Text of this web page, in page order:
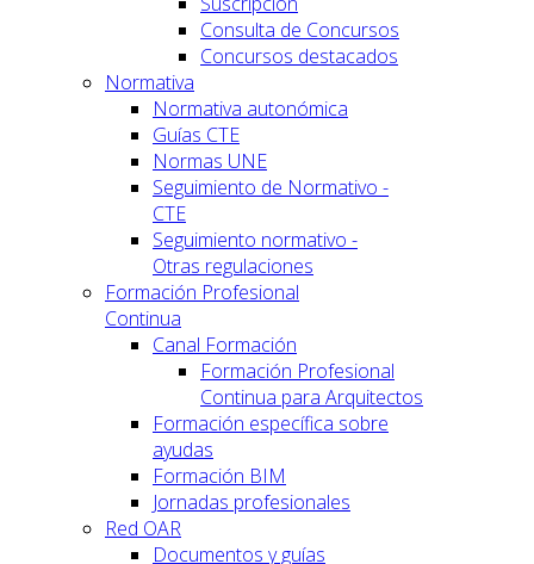
Consulta de Concursos
Concursos destacados
Normativa
Normativa autonómica
Guías CTE
Normas UNE
Seguimiento de Normativo -
CTE
Seguimiento normativo -
Otras regulaciones
Formación Profesional
Continua
Canal Formación
Formación Profesional
Continua para Arquitectos
Formación específica sobre
ayudas
Formación BIM
Jornadas profesionales
Red OAR
Documentos y guías